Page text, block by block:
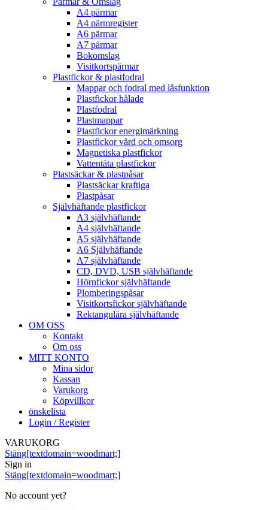
A4 pärmar
A4 pärmregister
A6 pärmar
A7 pärmar
Bokomslag
Visitkortspärmar
Plastfickor & plastfodral
Mappar och fodral med låsfunktion
Plastfickor hålade
Plastfodral
Plastmappar
Plastfickor energimärkning
Plastfickor vård och omsorg
Magnetiska plastfickor
Vattentäta plastfickor
Plastsäckar & plastpåsar
Plastsäckar kraftiga
Plastpåsar
Självhäftande plastfickor
A3 självhäftande
A4 självhäftande
A5 självhäftande
A6 Självhäftande
A7 självhäftande
CD, DVD, USB självhäftande
Hörnfickor självhäftande
Plomberingspåsar
Visitkortsfickor självhäftande
Rektangulära självhäftande
OM OSS
Kontakt
Om oss
MITT KONTO
Mina sidor
Kassan
Varukorg
Köpvillkor
önskelista
Login / Register
VARUKORG
Stäng[textdomain=woodmart;]
Sign in
Stäng[textdomain=woodmart;]
No account yet?